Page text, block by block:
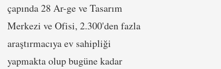
çapında 28 Ar-ge ve Tasarım
Merkezi ve Ofisi, 2.300'den fazla
araştırmacıya ev sahipliği
yapmakta olup bugüne kadar